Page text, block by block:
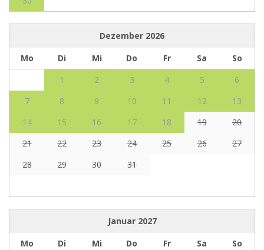
Dezember 2026
Mo
Di Mi Do Fr Sa
So
1
2 3 4 5
6
7
8 9 10 11 12
13
14
15 16 17 18 19
20
21
22 23 24 25 26
27
28
29 30 31
Januar 2027
Mo
Di Mi Do Fr Sa
So